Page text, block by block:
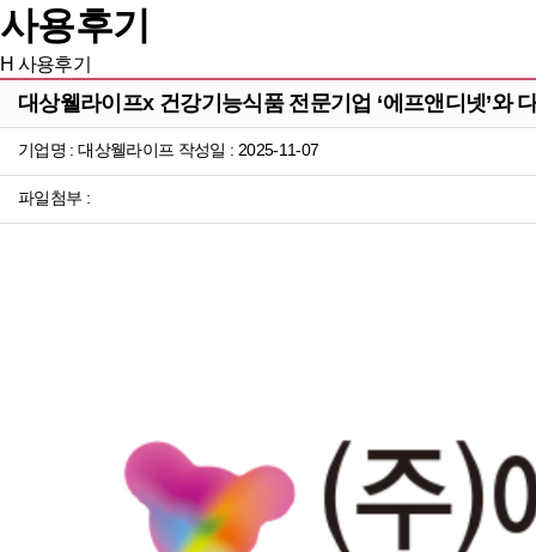
사용후기
H 사용후기
대상웰라이프x 건강기능식품 전문기업 ‘에프앤디넷’와
기업명 : 대상웰라이프 작성일 : 2025-11-07
파일첨부 :